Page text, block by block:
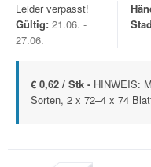
Leider verpasst!
Gültig: 21.06. -
27.06.
€ 0,62 / Stk - HINWEIS:
Sorten, 2 x 72–4 x 74